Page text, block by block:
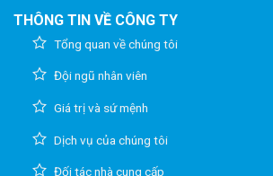
THÔNG TIN VỀ CÔNG TY
Tổng quan về chúng tôi
Đội ngũ nhân viên
Giá trị và sứ mệnh
Dịch vụ của chúng tôi
Đối tác nhà cung cấp